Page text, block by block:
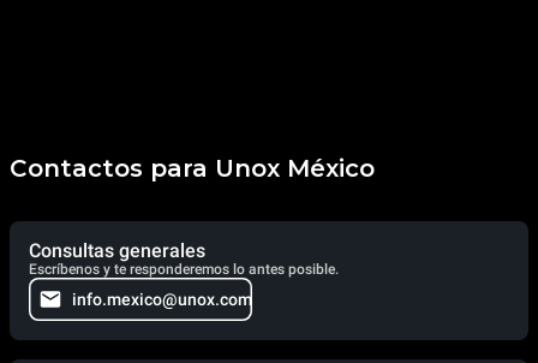
Contactos para Unox México
Consultas generales
Escríbenos y te responderemos lo antes posible.
info.mexico@unox.com